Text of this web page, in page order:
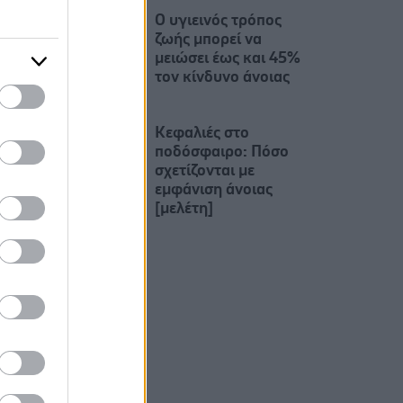
O υγιεινός τρόπος
ζωής μπορεί να
μειώσει έως και 45%
τον κίνδυνο άνοιας
Κεφαλιές στο
ποδόσφαιρο: Πόσο
σχετίζονται με
εμφάνιση άνοιας
[μελέτη]